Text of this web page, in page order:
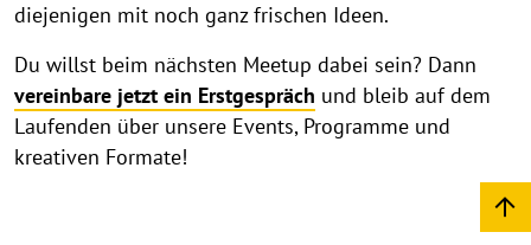
diejenigen mit noch ganz frischen Ideen.
Du willst beim nächsten Meetup dabei sein? Dann
vereinbare jetzt ein Erstgespräch und bleib auf dem
Laufenden über unsere Events, Programme und
kreativen Formate!